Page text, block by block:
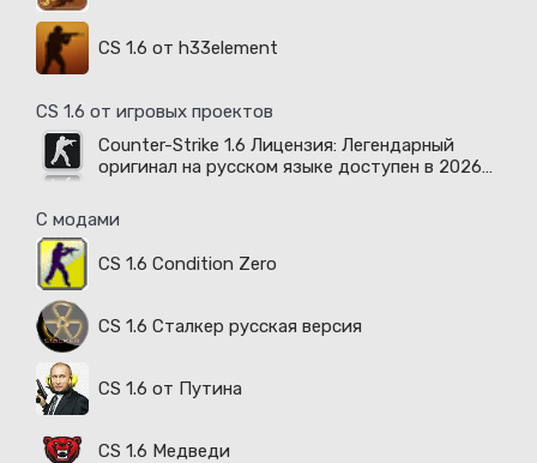
CS 1.6 от h33element
CS 1.6 от игровых проектов
Counter-Strike 1.6 Лицензия: Легендарный
оригинал на русском языке доступен в 2026
С модами
CS 1.6 Condition Zero
CS 1.6 Сталкер русская версия
CS 1.6 от Путина
CS 1.6 Медведи